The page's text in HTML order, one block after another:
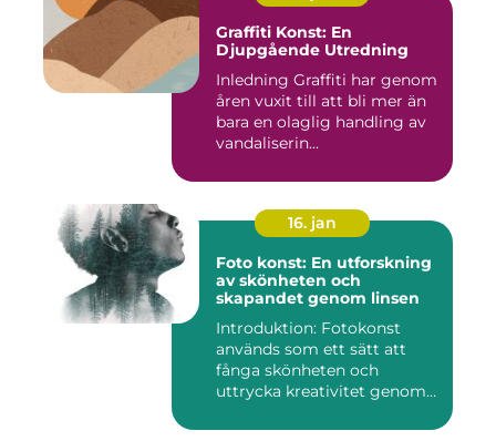
Graffiti Konst: En
Djupgående Utredning
Inledning Graffiti har genom
åren vuxit till att bli mer än
bara en olaglig handling av
vandaliserin...
16. jan
Foto konst: En utforskning
av skönheten och
skapandet genom linsen
Introduktion: Fotokonst
används som ett sätt att
fånga skönheten och
uttrycka kreativitet genom